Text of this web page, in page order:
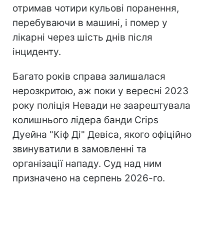
отримав чотири кульові поранення,
перебуваючи в машині, і помер у
лікарні через шість днів після
інциденту.
Багато років справа залишалася
нерозкритою, аж поки у вересні 2023
року поліція Невади не заарештувала
колишнього лідера банди Crips
Дуейна "Кіф Ді" Девіса, якого офіційно
звинуватили в замовленні та
організації нападу. Суд над ним
призначено на серпень 2026-го.